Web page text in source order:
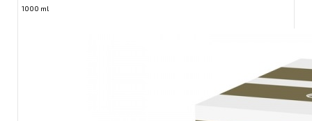
1000 ml